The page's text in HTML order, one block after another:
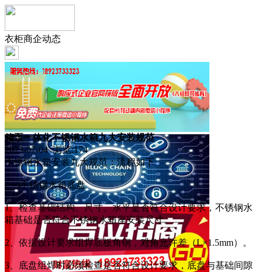
衣柜商企动态
箱泵一体化不锈钢水箱九大安装规范
2023-07-04 浏览:174
不锈钢水箱安装九大规范：流程如下
(一)不锈钢水箱底盘
1、检查基础结构、尺寸、水平是否符合设计要求，不锈钢水
箱基础是否符合不锈钢水箱座安装尺寸。
2、依据设计要求组焊底板角钢，对角允许差（L×1.5mm）。
3、底盘组焊时必须检查是否符合设计要求，底盘与基础间隙